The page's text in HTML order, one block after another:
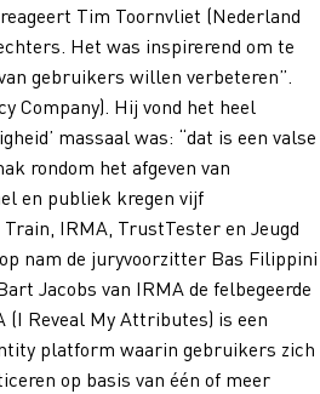
Tim Toornvliet (Nederland
Het was inspirerend om te
gebruikers willen verbeteren”.
Company). Hij vond het heel
massaal was: “dat is een valse
rondom het afgeven van
en publiek kregen vijf
IRMA, TrustTester en Jeugd
nam de juryvoorzitter Bas Filippini
Jacobs van IRMA de felbegeerde
(I Reveal My Attributes) is een
platform waarin gebruikers zich
op basis van één of meer